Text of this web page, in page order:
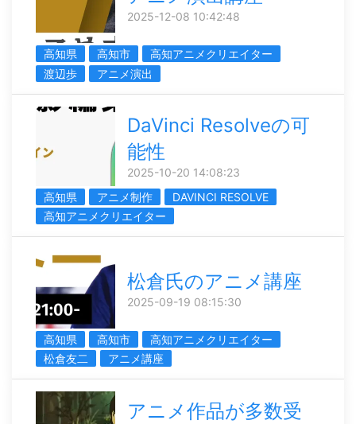
2025-12-08 10:42:48
高知県 高知市
高知アニメクリエイター
渡辺歩
アニメ演出
DaVinci Resolveの可
能性
2025-10-20 14:08:23
高知県
アニメ制作
DAVINCI RESOLVE
高知アニメクリエイター
松倉氏のアニメ講座
2025-09-19 08:15:30
高知県 高知市
高知アニメクリエイター
松倉友二
アニメ講座
アニメ作品が多数受